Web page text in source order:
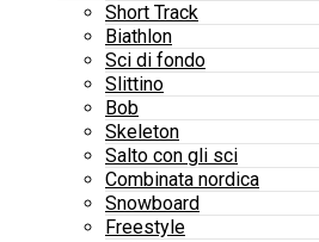
Short Track
Biathlon
Sci di fondo
Slittino
Bob
Skeleton
Salto con gli sci
Combinata nordica
Snowboard
Freestyle